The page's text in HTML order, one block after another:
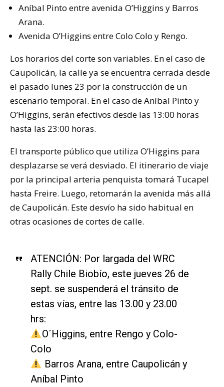
Aníbal Pinto entre avenida O’Higgins y Barros
Arana.
Avenida O’Higgins entre Colo Colo y Rengo.
Los horarios del corte son variables. En el caso de
Caupolicán, la calle ya se encuentra cerrada desde
el pasado lunes 23 por la construcción de un
escenario temporal. En el caso de Aníbal Pinto y
O’Higgins, serán efectivos desde las 13:00 horas
hasta las 23:00 horas.
El transporte público que utiliza O’Higgins para
desplazarse se verá desviado. El itinerario de viaje
por la principal arteria penquista tomará Tucapel
hasta Freire. Luego, retomarán la avenida más allá
de Caupolicán. Este desvío ha sido habitual en
otras ocasiones de cortes de calle.
ATENCIÓN: Por largada del WRC
Rally Chile Biobío, este jueves 26 de
sept. se suspenderá el tránsito de
estas vías, entre las 13.00 y 23.00
hrs:
O´Higgins, entre Rengo y Colo-
Colo
Barros Arana, entre Caupolicán y
Aníbal Pinto